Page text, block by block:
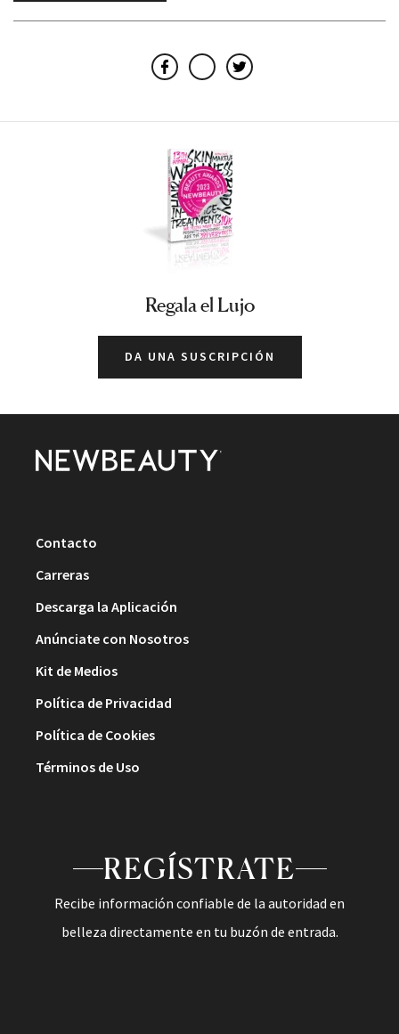
Facebook
EmailTwitter
Regala el Lujo
DA UNA SUSCRIPCIÓN
Contacto
Carreras
Descarga la Aplicación
Anúnciate con Nosotros
Kit de Medios
Política de Privacidad
Política de Cookies
Términos de Uso
REGÍSTRATE
Recibe información confiable de la autoridad en
belleza directamente en tu buzón de entrada.